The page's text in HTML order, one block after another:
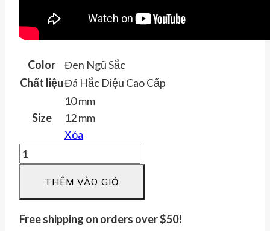
Color
Đen Ngũ Sắc
Chất liệuĐá Hắc Diệu Cao Cấp
Size
10 mm
12 mm
Xóa
Vòng
Tay
Bản
Mệnh
THÊM VÀO GIỎ
Free shipping on orders over $50!